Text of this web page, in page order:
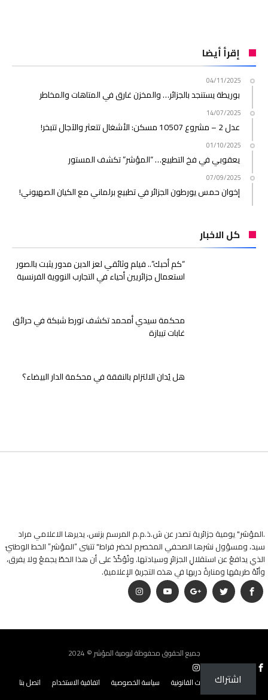
إقرأ أيضا
04/11/2025
بوريطة يستنجد بالجزائر… والمخزن غارق في المتاهات والمخاطر
14/07/2025
عدل 2 – مشروع 10507 مسكن: الأشغال تتعثر والآجال تتبخر!
01/10/2025
يعقوبي في فخ التطبيع… “المؤشر” تكشف المستور
07/09/2025
إخوان حمس يورطون الجزائر في تطبيع برلماني مع الكيان الصهيوني!
كل الاخبار
“كم أحبك”.. فيلم وثائقي لعز الدين مدور يثبت بالصور
استعمال جزائريين أحياء في التجارب النووية الفرنسية
محكمة سيدي أمحمد تكشف تورط شبكة في حرائق
غابات تيبازة
هل يُدان الالتزام بالنفقة في محكمة الدار البيضاء؟
.المؤشر" يومية جزائرية تصدر عن ش.ذ.م.م المرسم بزنس، يديرها الاعلامي مراد
سيد، ومسؤول نشرها الصحفي المخصرم لخضر فراط" تتبنى “المؤشر” الخط الوطنيّ
الذي يدافعُ عن استقلالِ الجزائرِ وسيادتها. وتُؤكّدُ على أن هذا الخطّ يجمعُ ولا يفرق،
وأنّهُ طريقها ومنارةُ دربها في هذه التجربةِ الإعلاميةِ.
جميع الحقوق محفوظة ليومية المؤشر © 2024
من نحن؟ البيانات القانونية سياسة الخصوصية اتفاقية الاستخدام اتصل بنا اشتراك